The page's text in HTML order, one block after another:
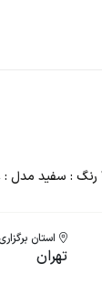
استان برگزاری
تهران